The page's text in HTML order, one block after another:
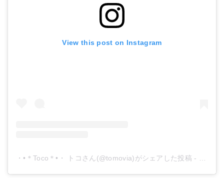
View this post on Instagram
・•＊Toco＊•・ トコさん(@tomovia)がシェアした投稿 -